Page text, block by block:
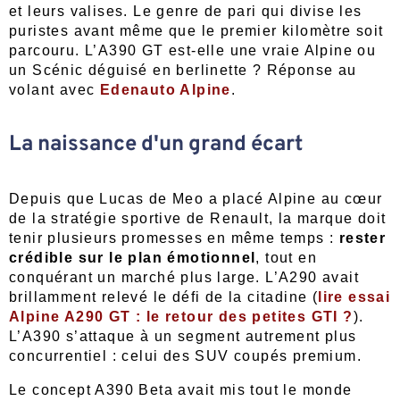
et leurs valises. Le genre de pari qui divise les
puristes avant même que le premier kilomètre soit
parcouru. L’A390 GT est-elle une vraie Alpine ou
un Scénic déguisé en berlinette ? Réponse au
volant avec Edenauto Alpine.
La naissance d'un grand écart
Depuis que Lucas de Meo a placé Alpine au cœur
de la stratégie sportive de Renault, la marque doit
tenir plusieurs promesses en même temps : rester
crédible sur le plan émotionnel , tout en
conquérant un marché plus large. L’A290 avait
brillamment relevé le défi de la citadine ( lire essai
Alpine A290 GT : le retour des petites GTI ?).
L’A390 s’attaque à un segment autrement plus
concurrentiel : celui des SUV coupés premium.
Le concept A390 Beta avait mis tout le monde